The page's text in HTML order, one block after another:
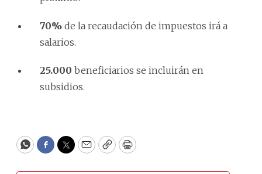
70% de la recaudación de impuestos irá a
salarios.
25.000 beneficiarios se incluirán en
subsidios.
WhatsApp
Facebook
Twitter
EmailCopyPrint